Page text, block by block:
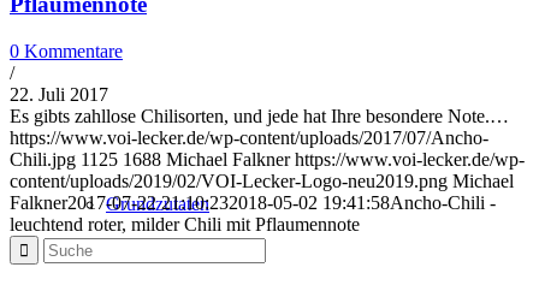
Grundzutaten
0 Kommentare
/
22. Juli 2017
Es gibts zahllose Chilisorten, und jede hat Ihre besondere Note.…
https://www.voi-lecker.de/wp-content/uploads/2017/07/Ancho-
Chili.jpg 1125 1688 Michael Falkner https://www.voi-lecker.de/wp-
content/uploads/2019/02/VOI-Lecker-Logo-neu2019.png Michael
Falkner2017-07-22 21:10:232018-05-02 19:41:58Ancho-Chili -
leuchtend roter, milder Chili mit Pflaumennote